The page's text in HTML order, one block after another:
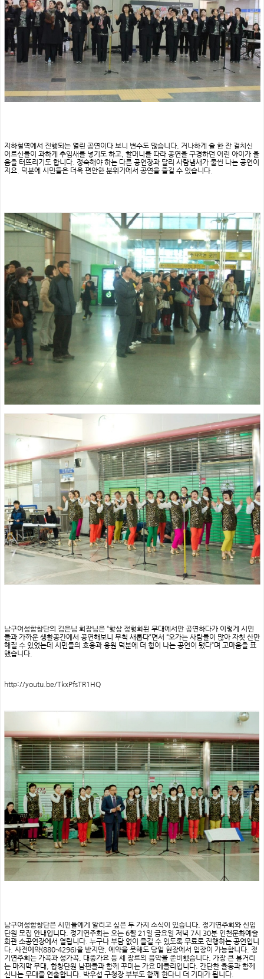
지하철역에서 진행되는 열린 공연이다 보니 변수도 많습니다. 거나하게 술 한 잔 걸치신
어르신들이 과하게 추임새를 넣기도 하고, 할머니를 따라 공연을 구경하던 어린 아이가 울
음을 터뜨리기도 합니다. 정숙해야 하는 다른 공연장과 달리 사람냄새가 물씬 나는 공연이
지요. 덕분에 시민들은 더욱 편안한 분위기에서 공연을 즐길 수 있습니다.
남구여성합창단의 김은님 회장님은 “항상 정형화된 무대에서만 공연하다가 이렇게 시민
들과 가까운 생활공간에서 공연해보니 무척 새롭다”면서 “오가는 사람들이 많아 자칫 산만
해질 수 있었는데 시민들의 호응과 응원 덕분에 더 힘이 나는 공연이 됐다”며 고마움을 표
했습니다.
http://youtu.be/TkxPfsTR1HQ
남구여성합창단은 시민들에게 알리고 싶은 두 가지 소식이 있습니다. 정기연주회와 신입
단원 모집 안내입니다. 정기연주회는 오는 6월 21일 금요일 저녁 7시 30분 인천문화예술
회관 소공연장에서 열립니다. 누구나 부담 없이 즐길 수 있도록 무료로 진행하는 공연입니
다. 사전예약(880-4296)을 받지만, 예약을 못해도 당일 현장에서 입장이 가능합니다. 정
기연주회는 가곡과 성가곡, 대중가요 등 세 장르의 음악을 준비했습니다. 가장 큰 볼거리
는 마지막 무대, 합창단원 남편들과 함께 꾸미는 가요 메들리입니다. 간단한 율동과 함께
신나는 무대를 연출합니다. 박우섭 구청장 부부도 함께 한다니 더 기대가 됩니다.